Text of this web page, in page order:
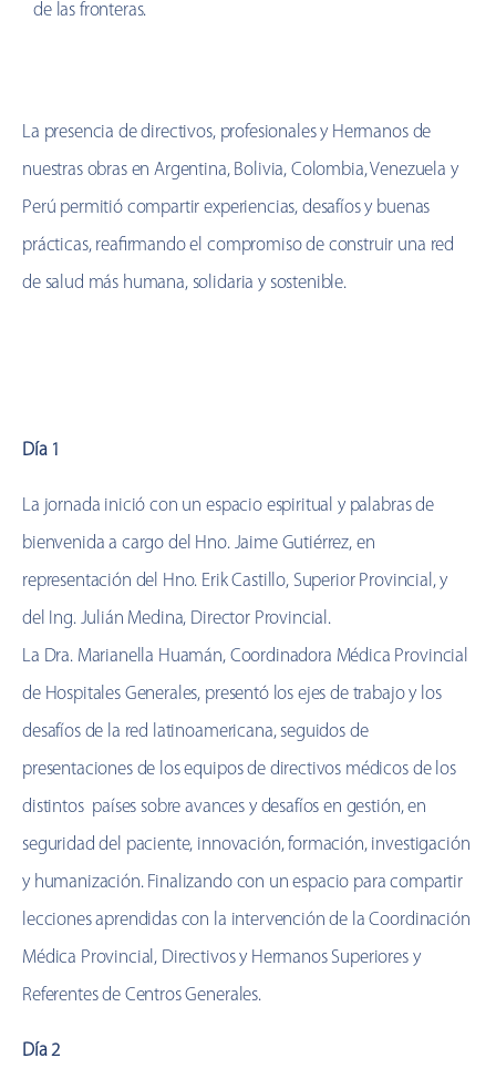
de las fronteras.
La presencia de directivos, profesionales y Hermanos de
nuestras obras en Argentina, Bolivia, Colombia, Venezuela y
Perú permitió compartir experiencias, desafíos y buenas
prácticas, reafirmando el compromiso de construir una red
de salud más humana, solidaria y sostenible.
Día 1
La jornada inició con un espacio espiritual y palabras de
bienvenida a cargo del Hno. Jaime Gutiérrez, en
representación del Hno. Erik Castillo, Superior Provincial, y
del Ing. Julián Medina, Director Provincial.
La Dra. Marianella Huamán, Coordinadora Médica Provincial
de Hospitales Generales, presentó los ejes de trabajo y los
desafíos de la red latinoamericana, seguidos de
presentaciones de los equipos de directivos médicos de los
distintos países sobre avances y desafíos en gestión, en
seguridad del paciente, innovación, formación, investigación
y humanización. Finalizando con un espacio para compartir
lecciones aprendidas con la intervención de la Coordinación
Médica Provincial, Directivos y Hermanos Superiores y
Referentes de Centros Generales.
Día 2